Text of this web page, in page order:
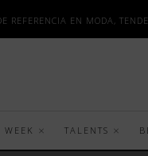
REFERENCIA EN MODA,
TALENTS